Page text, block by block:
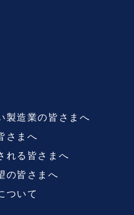
製造業の皆さまへ
さまへ
れる皆さまへ
の皆さまへ
ついて